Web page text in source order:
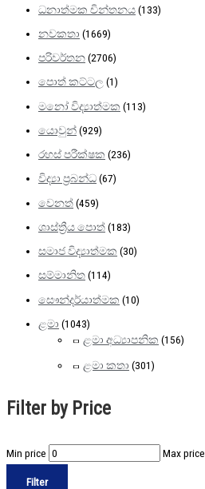
ධනාත්මක චින්තනය(133)
නවකතා (1669)
පරිවර්තන(2706)
පොත් කට්ටල (1)
මනෝ විද්‍යාත්මක​ (113)
යොවුන්(929)
රහස් පරීක්ෂක (236)
විද්‍යා ප්‍රබන්ධ(67)
වෙනත්(459)
ශාස්ත්‍රීය පොත්(183)
සමාජ විද්‍යාත්මක (30)
සම්මානිත(114)
සෞන්දර්යාත්මක (10)
ළමා (1043)
ළමා අධ්‍යාපනික (156)
ළමා කතා (301)
Filter by Price
Min price Max price
Filter